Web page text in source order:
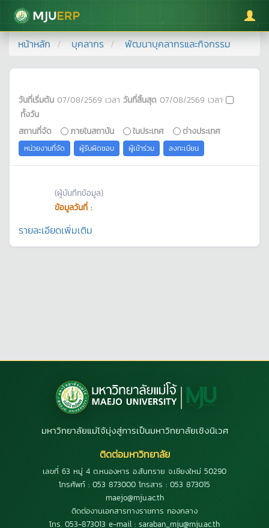
มหาวิทยาลัยแม่โจ้
หน้าหลัก บุคลากร พัฒนาบุคลากรและกิจกรรม
วันที่เริ่มต้น 07/08/2569 เวลา วันที่สิ้นสุด 07/08/2569 เวลา
ทั้งวัน
สถานที่จัด
ภายในสถาบัน ในประเทศ ต่างประเทศ
หน่วยงานที่จัด ผู้รับผิดชอบ ผู้เข้าร่วม ลงทะเบียน
(ผู้บันทึกข้อมูล)
ข้อมูลวันที่ :
รายละเอียดเพิ่มเติม
มหาวิทยาลัยแม่โจ้มุ่งสู่การเป็นมหาวิทยาลัยเชิงนิเวศ
ติดต่อมหาวิทยาลัย
เลขที่ 63 หมู่ 4 ต.หนองหาร อ.สันทราย จ.เชียงใหม่ 50290
โทรศัพท์ : 053 873000 โทรสาร : 053 873015
maejo@mju.ac.th
ติดต่องานเอกสารทางราชการ กองกลาง
โทร. 053-873013 e-mail : saraban_mju@mju.ac.th